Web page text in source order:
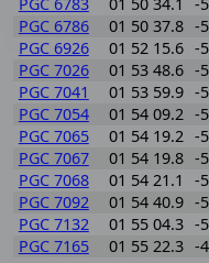
PGC 6786
01 50 37.8 -
PGC 6926
01 52 15.6 -
PGC 7026
01 53 48.6 -
PGC 7041
01 53 59.9 -
PGC 7054
01 54 09.2 -
PGC 7065
01 54 19.2 -
PGC 7067
01 54 19.8 -
PGC 7068
01 54 21.1 -
PGC 7092
01 54 40.9 -
PGC 7132
01 55 04.3 -
PGC 7165
01 55 22.3 -